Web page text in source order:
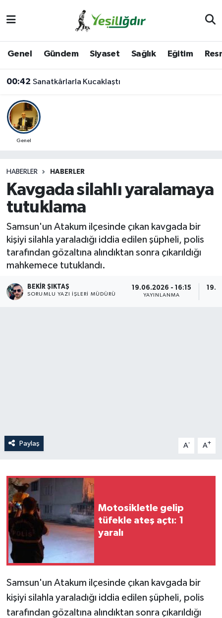
Genel Gündem Siyaset Sağlık Eğitim
00:42 Sanatkârlarla Kucaklaştı
Genel
HABERLER HABERLER
Kavgada silahlı yaralamaya
tutuklama
Samsun'un Atakum ilçesinde çıkan kavgada bir
kişiyi silahla yaraladığı iddia edilen şüpheli, polis
tarafından gözaltına alındıktan sonra çıkarıldığı
mahkemece tutuklandı.
BEKIR ŞIKTAŞ
SORUMLU YAZI İŞLERI MÜDÜRÜ
19.06.2026 - 16:15
YAYINLANMA
Paylaş A- A+
Motosikletle gelip
tüfekle ateş açtı: 1
yaralı
Samsun'un Atakum ilçesinde çıkan kavgada bir
kişiyi silahla yaraladığı iddia edilen şüpheli, polis
tarafından gözaltına alındıktan sonra çıkarıldığı
Iğdır Trafik Yoğunluk Haritası
Süper Lig Puan Durumu ve Fikstür
Son Dakika Haberleri
Haber Arşivi